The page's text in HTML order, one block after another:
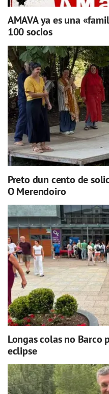
AMAVA ya es una
100 socios
Preto dun cento de
O Merendoiro
Longas colas no Barco
eclipse